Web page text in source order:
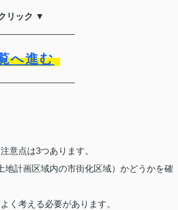
リック ▼
へ進む
意点は3つあります。
地計画区域内の市街化区域）かどうかを確
く考える必要があります。